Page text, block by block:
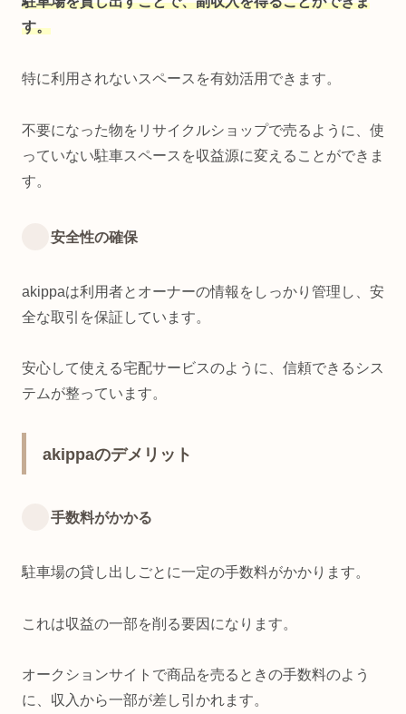
す。
特に利用されないスペースを有効活用できます。
不要になった物をリサイクルショップで売るように、使
っていない駐車スペースを収益源に変えることができま
す。
安全性の確保
akippaは利用者とオーナーの情報をしっかり管理し、安
全な取引を保証しています。
安心して使える宅配サービスのように、信頼できるシス
テムが整っています。
akippaのデメリット
手数料がかかる
駐車場の貸し出しごとに一定の手数料がかかります。
これは収益の一部を削る要因になります。
オークションサイトで商品を売るときの手数料のよう
に、収入から一部が差し引かれます。